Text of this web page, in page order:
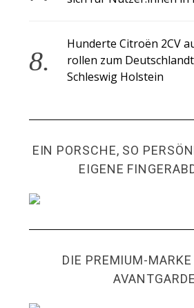
Hunderte Citroën 2CV
rollen zum
Schleswig Holstein
EIN PORSCHE, SO
EIGENE
DIE PREMIUM-MARKE
AVANTGARDE